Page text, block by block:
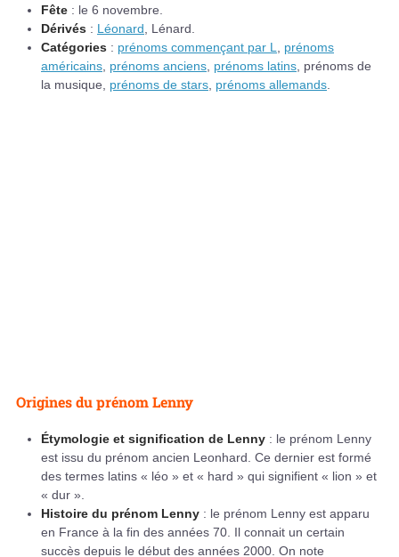
Fête : le 6 novembre.
Dérivés : Léonard , Lénard.
Catégories : prénoms commençant par L
prénoms
américains prénoms anciens prénoms latins , prénoms de
la musique, prénoms de stars prénoms allemands
Origines du prénom Lenny
Étymologie et signification de Lenny : le prénom Lenny
est issu du prénom ancien Leonhard. Ce dernier est formé
des termes latins « léo » et « hard » qui signifient « lion » et
« dur ».
Histoire du prénom Lenny : le prénom Lenny est apparu
en France à la fin des années 70. Il connait un certain
succès depuis le début des années 2000. On note